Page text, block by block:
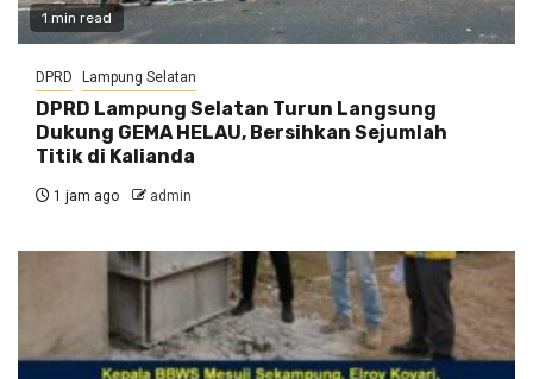
1 min read
DPRD Lampung Selatan
DPRD Lampung Selatan Turun Langsung
Dukung GEMA HELAU, Bersihkan Sejumlah
Titik di Kalianda
1 jam ago admin